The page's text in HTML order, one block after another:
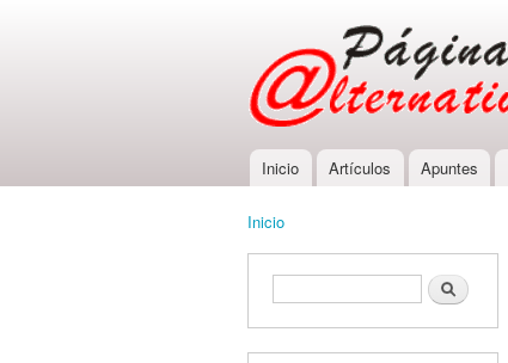
Main menu
Inicio Artículos Apuntes
Inicio
Formulario de búsquedaBuscar